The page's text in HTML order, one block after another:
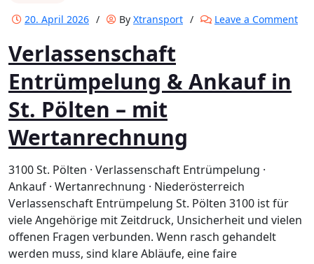
20. April 2026 / By Xtransport / Leave a Commenton
Verlassenschaft
Entrümpelung & Ankauf in
St. Pölten – mit
Wertanrechnung
3100 St. Pölten · Verlassenschaft Entrümpelung ·
Ankauf · Wertanrechnung · Niederösterreich
Verlassenschaft Entrümpelung St. Pölten 3100 ist für
viele Angehörige mit Zeitdruck, Unsicherheit und vielen
offenen Fragen verbunden. Wenn rasch gehandelt
werden muss, sind klare Abläufe, eine faire